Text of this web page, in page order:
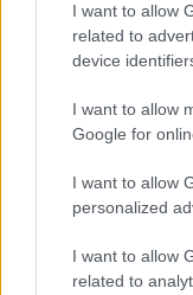
I want to allow
related to
device
I want to allow
Google for
I want to allow
personalized
I want to allow
related to
in